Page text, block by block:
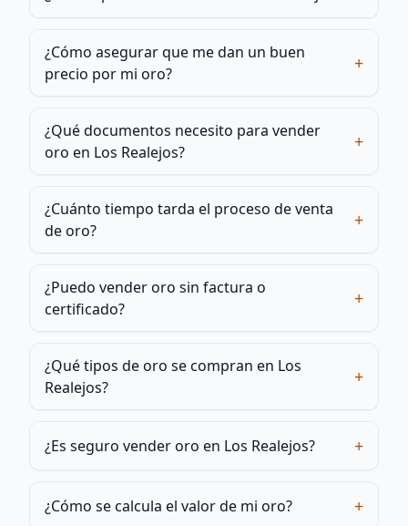
¿Cómo asegurar que me dan un buen
precio por mi oro?
+
¿Qué documentos necesito para vender
oro en Los Realejos?
+
¿Cuánto tiempo tarda el proceso de venta
de oro?
+
¿Puedo vender oro sin factura o
certificado?
+
¿Qué tipos de oro se compran en Los
Realejos?
+
¿Es seguro vender oro en Los Realejos? +
¿Cómo se calcula el valor de mi oro? +